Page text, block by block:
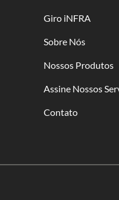
Giro iNFRA
Sobre Nós
Nossos Produtos
Assine Nossos
Contato